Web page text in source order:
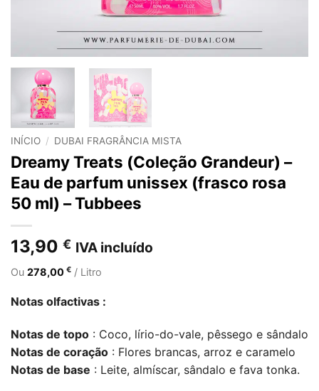
INÍCIO / DUBAI FRAGRÂNCIA MISTA
Dreamy Treats (Coleção Grandeur) –
Eau de parfum unissex (frasco rosa
50 ml) – Tubbees
13,90 € IVA incluído
Ou 278,00 € / Litro
Notas olfactivas :
Notas de topo : Coco, lírio-do-vale, pêssego e sândalo
Notas de coração : Flores brancas, arroz e caramelo
Notas de base : Leite, almíscar, sândalo e fava tonka.